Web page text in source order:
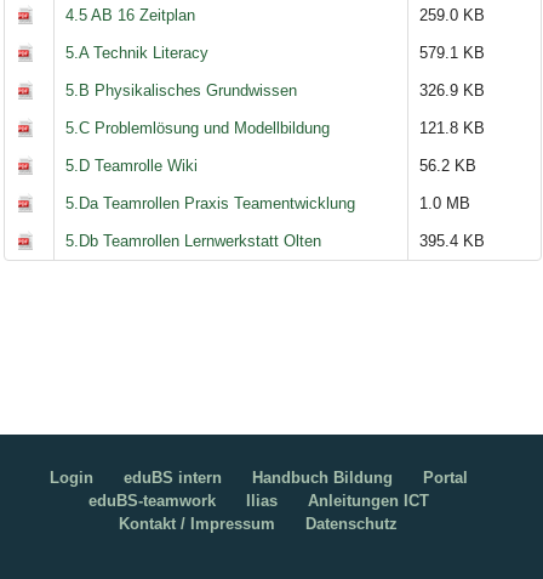
4.5 AB 16 Zeitplan 259.0 KB
5.A Technik Literacy 579.1 KB
5.B Physikalisches Grundwissen 326.9 KB
5.C Problemlösung und Modellbildung 121.8 KB
5.D Teamrolle Wiki 56.2 KB
5.Da Teamrollen Praxis Teamentwicklung 1.0 MB
5.Db Teamrollen Lernwerkstatt Olten 395.4 KB
Login eduBS intern Handbuch Bildung
Portal
eduBS-teamwork
Ilias
Anleitungen ICT
Kontakt / Impressum
Datenschutz